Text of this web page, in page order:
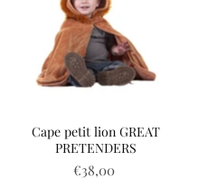
Cape petit lion GREAT
PRETENDERS
€38,00